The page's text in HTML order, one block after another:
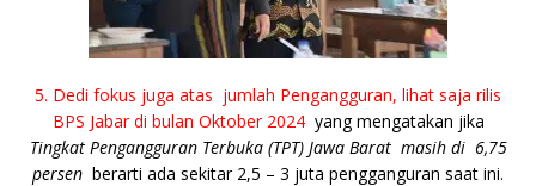
5. Dedi fokus juga atas jumlah Pengangguran, lihat saja rilis
BPS Jabar di bulan Oktober 2024 yang mengatakan jika
Tingkat Pengangguran Terbuka (TPT) Jawa Barat masih di 6,75
persen berarti ada sekitar 2,5 – 3 juta pengganguran saat ini.